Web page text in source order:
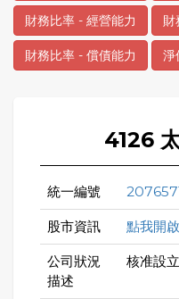
財務比率 - 經營能力 財
財務比率 - 償債能力 淨
4126
統一編號
股市資訊 點我開啟
公司狀況
描述
核准設立